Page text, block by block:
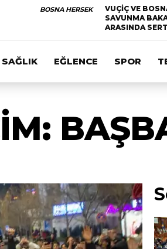
BOSNA HERSEK
VUÇİÇ VE
SAVUNMA
ARASINDA
SAĞLIK EĞLENCE SPOR